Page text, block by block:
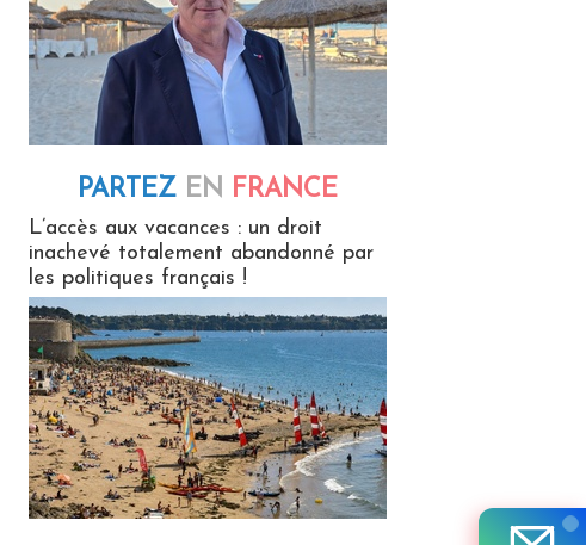
PARTEZ EN FRANCE
L’accès aux vacances : un droit
inachevé totalement abandonné par
les politiques français !